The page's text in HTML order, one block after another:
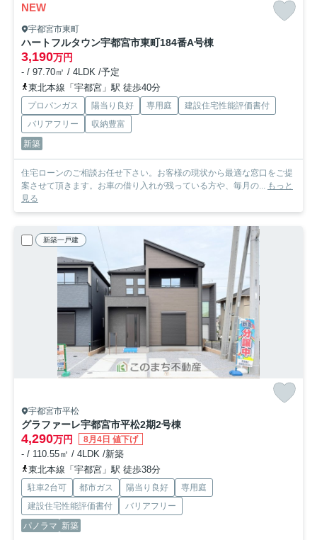
NEW
宇都宮市東町
ハートフルタウン宇都宮市東町184番A号棟
3,190万円
- / 97.70㎡ / 4LDK /予定
東北本線「宇都宮」駅 徒歩40分
プロパンガス 陽当り良好 専用庭
建設住宅性能評価書付
バリアフリー
収納豊富
新築
住宅ローンのご相談お任せ下さい。お客様の現状から最適な窓口をご提
案させて頂きます。お車の借り入れが残っている方や、毎月の... もっと
見る
新築一戸建
宇都宮市平松
グラファーレ宇都宮市平松2期2号棟
4,290万円 8月4日 値下げ
- / 110.55㎡ / 4LDK /新築
東北本線「宇都宮」駅 徒歩38分
駐車2台可 都市ガス 陽当り良好
専用庭
建設住宅性能評価書付
バリアフリー
パノラマ 新築